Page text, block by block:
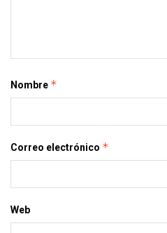
Nombre *
Correo electrónico *
Web